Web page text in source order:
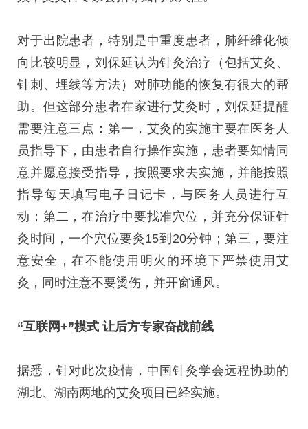
对于出院患者，特别是中重度患者，肺纤维化倾
向比较明显，刘保延认为针灸治疗（包括艾灸、
针刺、埋线等方法）对肺功能的恢复有很大的帮
助。但这部分患者在家进行艾灸时，刘保延提醒
需要注意三点：第一，艾灸的实施主要在医务人
员指导下，由患者自行操作实施，患者要知情同
意并愿意接受指导，按照要求去实施，并能按照
指导每天填写电子日记卡，与医务人员进行互
动；第二，在治疗中要找准穴位，并充分保证针
灸时间，一个穴位要灸15到20分钟；第三，要注
意安全，在不能使用明火的环境下严禁使用艾
灸，同时注意不要烫伤，并开窗通风。
“互联网+”模式 让后方专家奋战前线
据悉，针对此次疫情，中国针灸学会远程协助的
湖北、湖南两地的艾灸项目已经实施。